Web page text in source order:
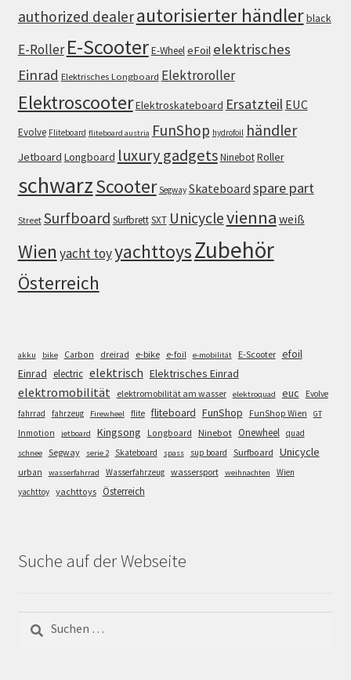
authorized dealerautorisierter händlerblack
E-Roller E-ScooterE-WheeleFoil elektrisches
Einrad Elektrisches Longboard Elektroroller
ElektroscooterElektroskateboard Ersatzteil EUC
Evolve Fliteboard fliteboard austria FunShop hydrofoil händler
Jetboard Longboard luxury gadgetsNinebotRoller
schwarzScooter Segway Skateboard spare part
Street Surfboard SurfbrettSXT Unicyclevienna weiß
Wien yacht toyyachttoysZubehör
Österreich
akku bike Carbon dreirad e-bike e-foil e-mobilität E-Scooter efoil
Einrad electric elektrisch Elektrisches Einrad
elektromobilität elektromobilität am wasser elektroquad euc
Evolve
fahrrad
fahrzeug Firewheel flite fliteboard FunShop FunShop Wien GT
Inmotion jetboard Kingsong Longboard Ninebot Onewheel quad
schnee Segway serie 2 Skateboard spass sup board Surfboard Unicycle
urban wasserfahrrad Wasserfahrzeug wassersport weihnachten
Wien
yachttoy yachttoys Österreich
Suche auf der Webseite
nach: